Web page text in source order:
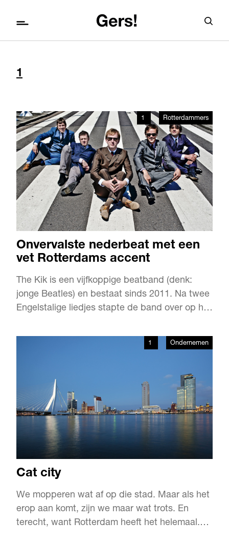
1
1 Rotterdammers
Onvervalste nederbeat met een
vet Rotterdams accent
The Kik is een vijfkoppige beatband (denk:
jonge Beatles) en bestaat sinds 2011. Na twee
Engelstalige liedjes stapte de band over op het
‘Simone’ bekend. The Kik is dit seizoen de
huisband van De Wereld Draait Door.
1 Ondernemen
Cat city
We mopperen wat af op die stad. Maar als het
erop aan komt, zijn we maar wat trots. En
terecht, want Rotterdam heeft het helemaal.